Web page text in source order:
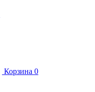
Корзина 0